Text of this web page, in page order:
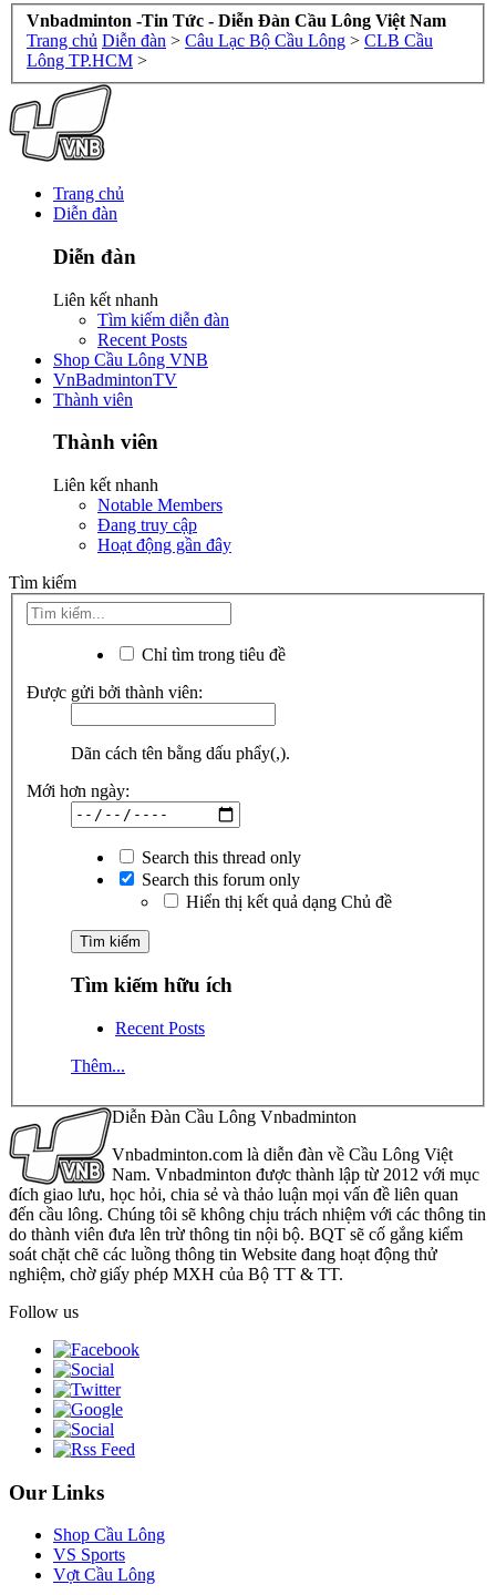
Vnbadminton -Tin Tức - Diễn Đàn Cầu Lông Việt Nam
Trang chủ Diễn đàn > Câu Lạc Bộ Cầu Lông > CLB Cầu
Lông TP.HCM >
Trang chủ
Diễn đàn
Diễn đàn
Liên kết nhanh
Tìm kiếm diễn đàn
Recent Posts
Shop Cầu Lông VNB
VnBadmintonTV
Thành viên
Thành viên
Liên kết nhanh
Notable Members
Đang truy cập
Hoạt động gần đây
Tìm kiếm
Chỉ tìm trong tiêu đề
Được gửi bởi thành viên:
Dãn cách tên bằng dấu phẩy(,).
Mới hơn ngày:
Search this thread only
Search this forum only
Hiển thị kết quả dạng Chủ đề
Tìm kiếm hữu ích
Recent Posts
Thêm...
Diễn Đàn Cầu Lông Vnbadminton
Vnbadminton.com là diễn đàn về Cầu Lông Việt
Nam. Vnbadminton được thành lập từ 2012 với mục
đích giao lưu, học hỏi, chia sẻ và thảo luận mọi vấn đề liên quan
đến cầu lông. Chúng tôi sẽ không chịu trách nhiệm với các thông tin
do thành viên đưa lên trừ thông tin nội bộ. BQT sẽ cố gắng kiểm
soát chặt chẽ các luồng thông tin Website đang hoạt động thử
nghiệm, chờ giấy phép MXH của Bộ TT & TT.
Follow us
Our Links
Shop Cầu Lông
VS Sports
Vợt Cầu Lông